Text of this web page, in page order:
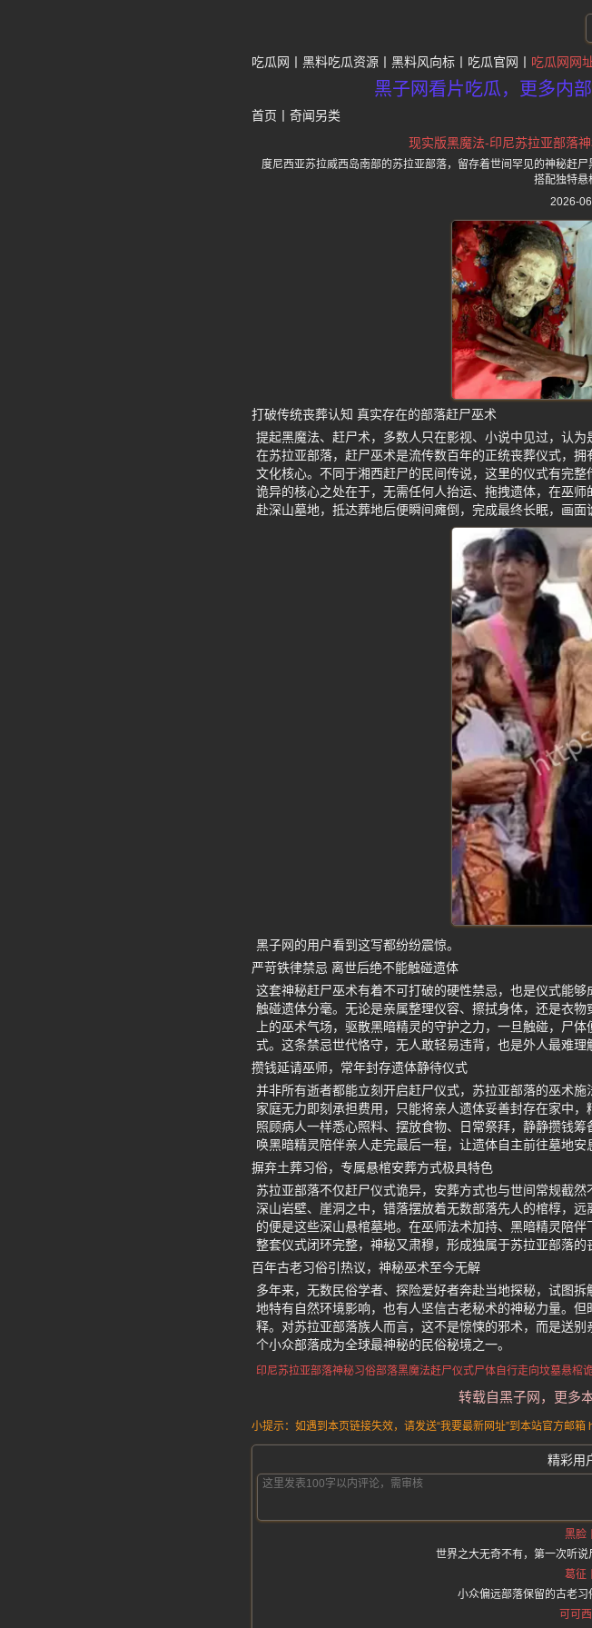
吃瓜网 黑料吃瓜资源 黑料风向标 吃瓜官网 吃瓜网网
黑子网看片吃瓜，更多内
首页 奇闻另类
现实版黑魔法-印尼苏拉亚部落
度尼西亚苏拉威西岛南部的苏拉亚部落，留存着世间罕见的神秘赶
搭配独特悬
2026-
打破传统丧葬认知 真实存在的部落赶尸巫术
提起黑魔法、赶尸术，多数人只在影视、小说中见过，认
在苏拉亚部落，赶尸巫术是流传数百年的正统丧葬仪式，
文化核心。不同于湘西赶尸的民间传说，这里的仪式有完
诡异的核心之处在于，无需任何人抬运、拖拽遗体，在巫
赴深山墓地，抵达葬地后便瞬间瘫倒，完成最终长眠，画面
黑子网的用户看到这写都纷纷震惊。
严苛铁律禁忌 离世后绝不能触碰遗体
这套神秘赶尸巫术有着不可打破的硬性禁忌，也是仪式能
触碰遗体分毫。无论是亲属整理仪容、擦拭身体，还是衣
上的巫术气场，驱散黑暗精灵的守护之力，一旦触碰，尸
式。这条禁忌世代恪守，无人敢轻易违背，也是外人最难理
攒钱延请巫师，常年封存遗体静待仪式
并非所有逝者都能立刻开启赶尸仪式，苏拉亚部落的巫术
家庭无力即刻承担费用，只能将亲人遗体妥善封存在家中
照顾病人一样悉心照料、摆放食物、日常祭拜，静静攒钱
唤黑暗精灵陪伴亲人走完最后一程，让遗体自主前往墓地安
摒弃土葬习俗，专属悬棺安葬方式极具特色
苏拉亚部落不仅赶尸仪式诡异，安葬方式也与世间常规截
深山岩壁、崖洞之中，错落摆放着无数部落先人的棺椁，
的便是这些深山悬棺墓地。在巫师法术加持、黑暗精灵陪
整套仪式闭环完整，神秘又肃穆，形成独属于苏拉亚部落的
百年古老习俗引热议，神秘巫术至今无解
多年来，无数民俗学者、探险爱好者奔赴当地探秘，试图
地特有自然环境影响，也有人坚信古老秘术的神秘力量。
释。对苏拉亚部落族人而言，这不是惊悚的邪术，而是送
个小众部落成为全球最神秘的民俗秘境之一。
印尼苏拉亚部落神秘习俗部落黑魔法赶尸仪式尸体自行走向坟墓悬棺
转载自黑子网，更多
小提示：如遇到本页链接失效，请发送“我要最新网址”到本站官方邮
精彩用
黑脸
世界之大无奇不有，第一次听说
葛征
小众偏远部落保留的古老习
可可西